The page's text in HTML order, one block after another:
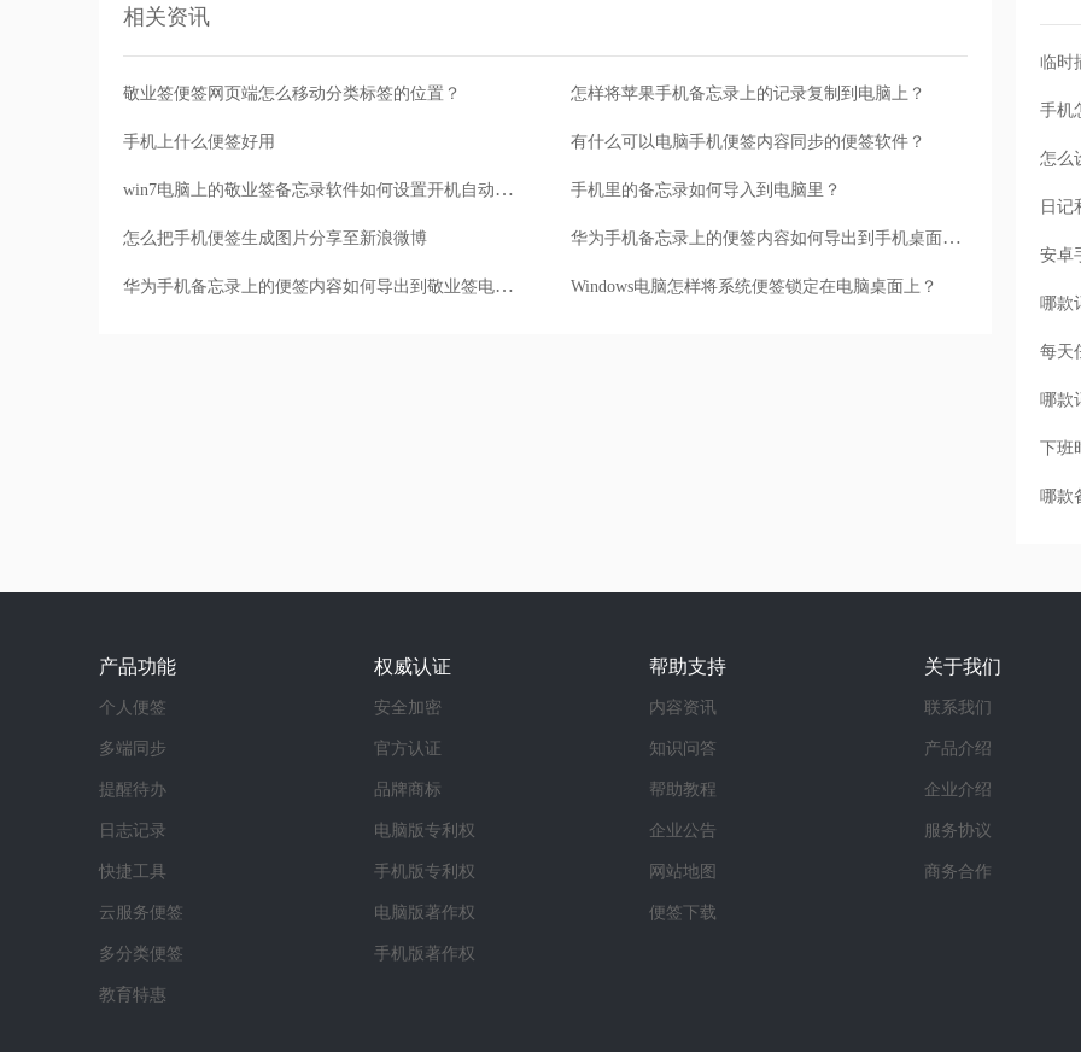
相关资讯
敬业签便签网页端怎么移动分类标签的位置？ 怎样将苹果手机备忘录上的记录复制到电脑上？
手机上什么便签好用 有什么可以电脑手机便签内容同步的便签软件？
win7电脑上的敬业签备忘录软件如何设置开机自动启动？ 手机里的备忘录如何导入到电脑里？
怎么把手机便签生成图片分享至新浪微博 华为手机备忘录上的便签内容如何导出到手机桌面便签敬业签？
华为手机备忘录上的便签内容如何导出到敬业签电脑桌面便签？ Windows电脑怎样将系统便签锁定在电脑桌面上？
手机
怎么
每天
下班
产品功能
个人便签
多端同步
提醒待办
日志记录
快捷工具
云服务便签
多分类便签
教育特惠
权威认证
安全加密
官方认证
品牌商标
电脑版专利权
手机版专利权
电脑版著作权
手机版著作权
帮助支持
内容资讯
知识问答
帮助教程
企业公告
网站地图
便签下载
关于我们
联系我们
产品介绍
企业介绍
服务协议
商务合作